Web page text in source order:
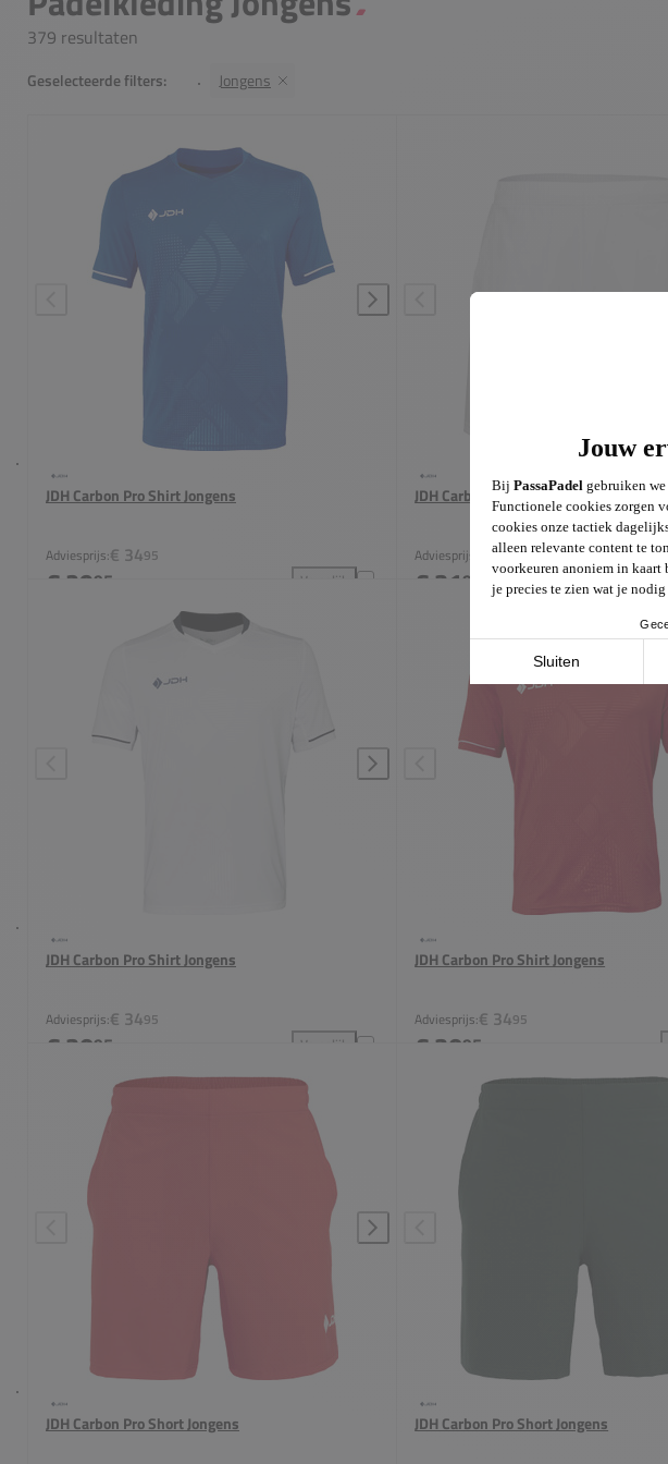
379 resultaten
Geselecteerde filters: Jongens
JDH Carbon Pro Shirt Jongens
Adviesprijs:€ 3495
€ 2995
Vergelijk
JDH Carbon Pro Shirt Jongens toevoegen aan vergelijking
JDH Carbon Pro Short Jongens
Adviesprijs: € 3495
€ 3195
JDH Carbon Pro Shirt Jongens
Adviesprijs:€ 3495
€ 3095
Vergelijk
JDH Carbon Pro Shirt Jongens
Adviesprijs:€ 3495
€ 3095
JDH Carbon Pro Short Jongens JDH Carbon Pro Short Jongens